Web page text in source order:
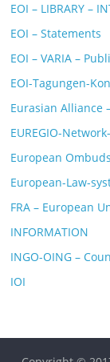
EOI – LIBRARY –
EOI – Statements
EOI – VARIA –
EOI-Tagungen-
Eurasian Alliance
EUREGIO-
European
European-Law-
FRA – European
INFORMATION
INGO-OING –
IOI